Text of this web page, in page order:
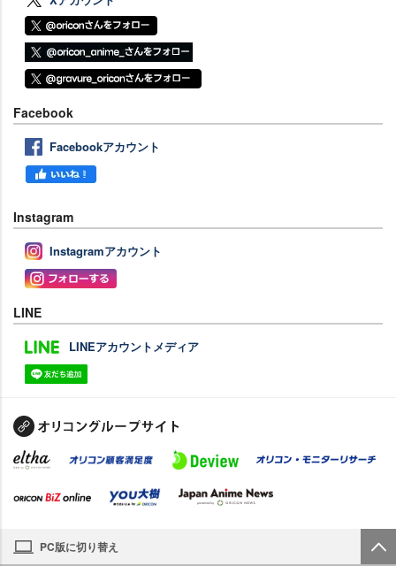
Facebook
Facebookアカウント
Instagram
Instagramアカウント
LINE
LINEアカウントメディア
PC版に切り替え